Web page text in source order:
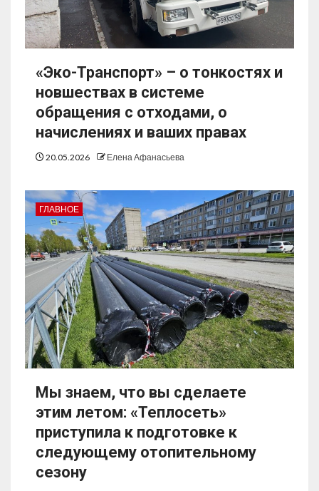
«Эко-Транспорт» – о тонкостях и
новшествах в системе
обращения с отходами, о
начислениях и ваших правах
20.05.2026 Елена Афанасьева
ГЛАВНОЕ
Мы знаем, что вы сделаете
этим летом: «Теплосеть»
приступила к подготовке к
следующему отопительному
сезону